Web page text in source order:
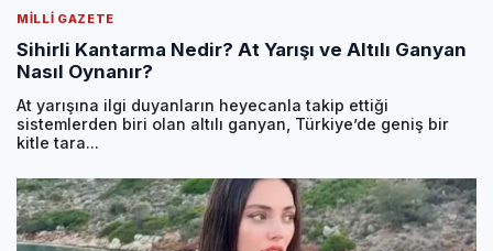
MILLI GAZETE
Sihirli Kantarma Nedir? At Yarışı ve Altılı Ganyan
Nasıl Oynanır?
At yarışına ilgi duyanların heyecanla takip ettiği
sistemlerden biri olan altılı ganyan, Türkiye’de geniş bir
kitle tara...